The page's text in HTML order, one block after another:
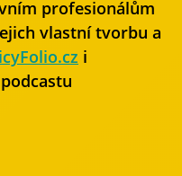
profesionálům
vlastní tvorbu a
i